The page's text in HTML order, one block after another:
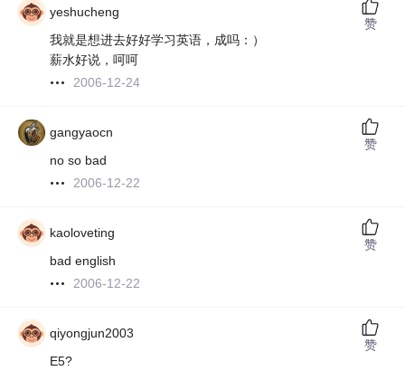
yeshucheng
我就是想进去好好学习英语，成吗：）
薪水好说，呵呵
2006-12-24
赞
gangyaocn
no so bad
2006-12-22
赞
kaoloveting
bad english
2006-12-22
赞
qiyongjun2003
E5?
赞